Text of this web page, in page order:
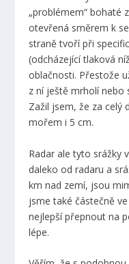
„problémem“ bohaté
otevřená směrem k
straně tvoří při
(odcházející tlaková
oblačnosti. Přestože
z ní ještě mrholí nebo
Zažil jsem, že za celý
mořem i 5 cm.
Radar ale tyto srážky
daleko od radaru a
km nad zemí, jsou
jsme také částečně
nejlepší přepnout na
lépe.